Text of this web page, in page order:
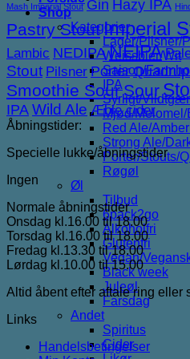
Shop
Kategorier
Lager/Pilsner/
Weissbier/Wit
Saison/
IPA
Syrligt/
Mjød/Melomel/
Red Ale/
Strong Ale/
Porter/Stouts/
Røgøl
Øl
Tilbud
6pack2go
Alkoholfri
Glutenfri
Vegan/
Black week
Juleøl
Farsdag
Andet
Spiritus
Cider
Mash Imperial Stout Gin Hazy IPA
Pastry Stout Imperial
Lambic NEDIPANEIPA
Stout Pilsner Porter
Smoothie SourSour
IPAWild Ale Æble cider
Åbningstider:
Specielle lukke/åbningstider
Ingen
Normale åbningstider
Onsdag kl.16.00 til 18.00
Torsdag kl.16.00 til 18.00
Fredag kl.13.30 til 18.00
Lørdag kl.10.00 til 15.00
Altid åbent efter aftale ring eller
Links
Handelsbetingelser